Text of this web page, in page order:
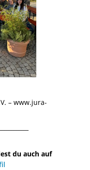
– www.jura-
du auch auf